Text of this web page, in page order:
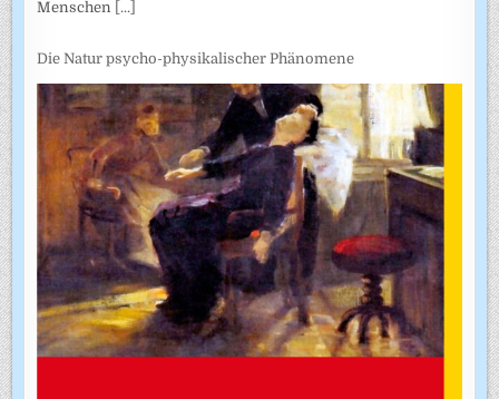
Menschen [...]
Die Natur psycho-physikalischer Phänomene